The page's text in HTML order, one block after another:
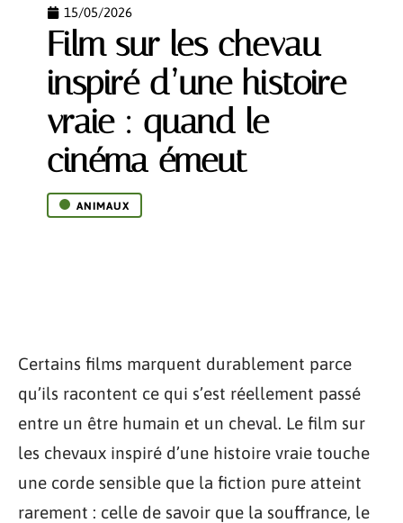
15/05/2026
Film sur les chevau
inspiré d’une histoire
vraie : quand le
cinéma émeut
ANIMAUX
Certains films marquent durablement parce
qu’ils racontent ce qui s’est réellement passé
entre un être humain et un cheval. Le film sur
les chevaux inspiré d’une histoire vraie touche
une corde sensible que la fiction pure atteint
rarement : celle de savoir que la souffrance, le